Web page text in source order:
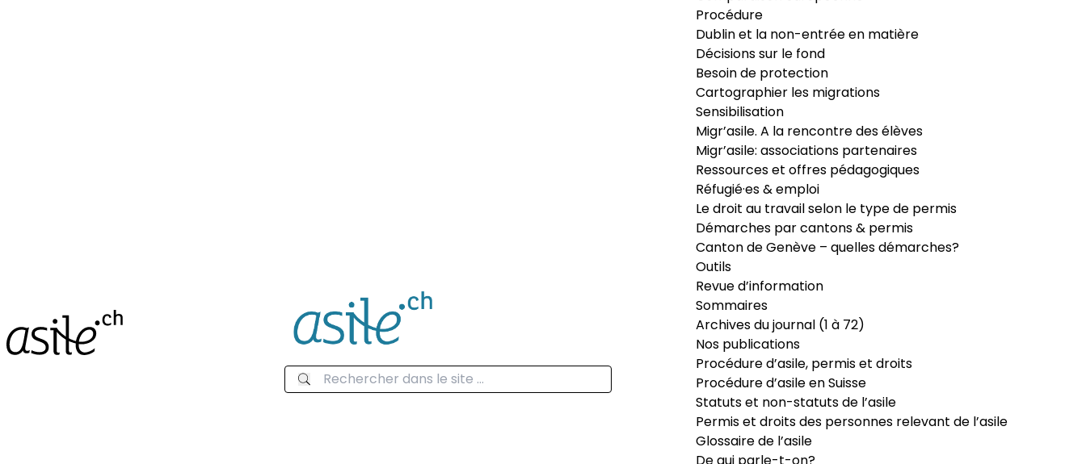
Procédure
Dublin et la non-entrée en matière
Décisions sur le fond
Besoin de protection
Cartographier les migrations
Sensibilisation
Migr’asile. A la rencontre des élèves
Migr’asile: associations partenaires
Ressources et offres pédagogiques
Réfugié·es & emploi
Le droit au travail selon le type de permis
Démarches par cantons & permis
Canton de Genève – quelles démarches?
Outils
Revue d’information
Sommaires
Archives du journal (1 à 72)
Nos publications
Procédure d’asile, permis et droits
Procédure d’asile en Suisse
Statuts et non-statuts de l’asile
Permis et droits des personnes relevant de l’asile
Glossaire de l’asile